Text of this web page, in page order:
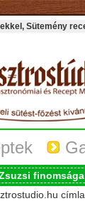
Sütemény